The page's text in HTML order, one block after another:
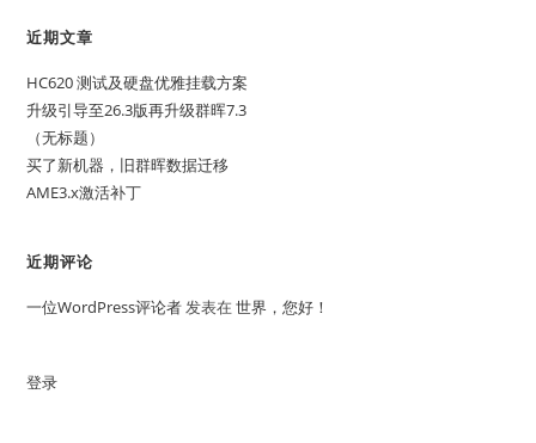
近期文章
HC620 测试及硬盘优雅挂载方案
升级引导至26.3版再升级群晖7.3
（无标题）
买了新机器，旧群晖数据迁移
AME3.x激活补丁
近期评论
一位WordPress评论者发表在世界，您好！
登录